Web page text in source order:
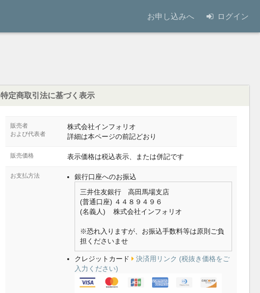
お申し込みへ ログイン
特定商取引法に基づく表示
販売者
および代表者
株式会社インフォリオ
詳細は本ページの前記どおり
販売価格 表示価格は税込表示、または併記です
お支払方法
銀行口座へのお振込
三井住友銀行 高田馬場支店
(普通口座) ４４８９４９６
(名義人) 株式会社インフォリオ
※恐れ入りますが、お振込手数料等は原則ご負
担くださいませ
クレジットカード
決済用リンク (税抜き価格をご
入力ください)